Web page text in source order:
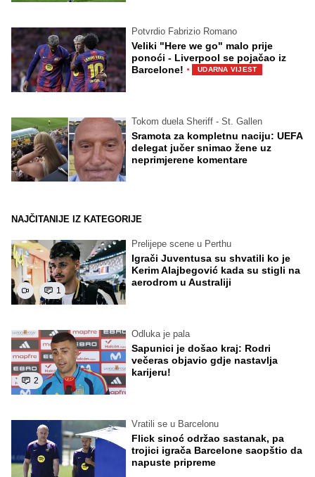
Potvrdio Fabrizio Romano
Veliki "Here we go" malo prije
ponoći - Liverpool se pojačao iz
Barcelone! · UDARNA VIJEST
Tokom duela Sheriff - St. Gallen
Sramota za kompletnu naciju: UEFA
delegat jučer snimao žene uz
neprimjerene komentare
NAJČITANIJE IZ KATEGORIJE
1
Prelijepe scene u Perthu
Igrači Juventusa su shvatili ko je
Kerim Alajbegović kada su stigli na
aerodrom u Australiji
2
Odluka je pala
Sapunici je došao kraj: Rodri
večeras objavio gdje nastavlja
karijeru!
Vratili se u Barcelonu
Flick sinoć održao sastanak, pa
trojici igrača Barcelone saopštio da
napuste pripreme